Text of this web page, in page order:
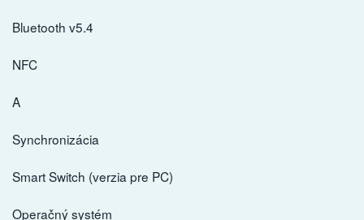
Bluetooth v5.4
NFC
A
Synchronizácia
Smart Switch (verzia pre PC)
Operačný systém